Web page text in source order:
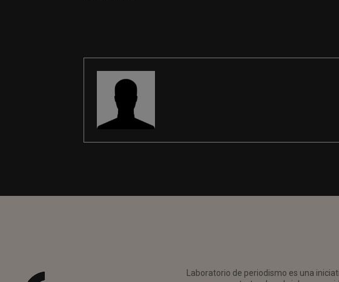
Laboratorio de periodismo es una